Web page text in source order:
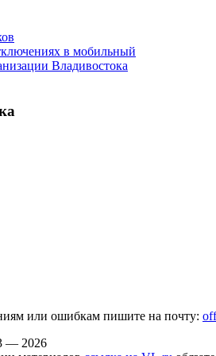
в мобильный
Владивостока
или ошибкам пишите на почту:
— 2026